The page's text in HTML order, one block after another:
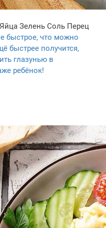
Яйца Зелень Соль Перец
быстрое, что можно
быстрее получится,
глазунью в
ребёнок!